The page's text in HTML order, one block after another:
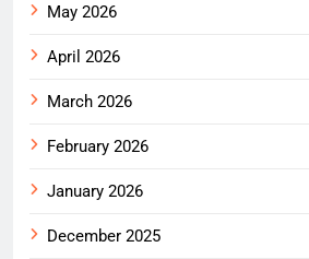
May 2026
April 2026
March 2026
February 2026
January 2026
December 2025